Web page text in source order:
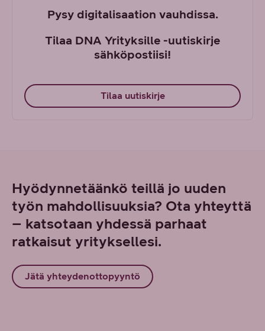
Pysy digitalisaation vauhdissa.
Tilaa DNA Yrityksille -uutiskirje
sähköpostiisi!
Tilaa uutiskirje
Hyödynnetäänkö teillä jo uuden
työn mahdollisuuksia? Ota yhteyttä
– katsotaan yhdessä parhaat
ratkaisut yrityksellesi.
Jätä yhteydenottopyyntö